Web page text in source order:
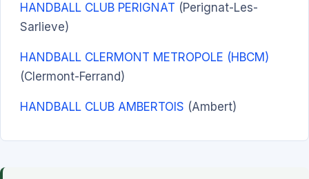
HANDBALL CLUB PERIGNAT (Perignat-Les-
Sarlieve)
HANDBALL CLERMONT METROPOLE (HBCM)
(Clermont-Ferrand)
HANDBALL CLUB AMBERTOIS (Ambert)